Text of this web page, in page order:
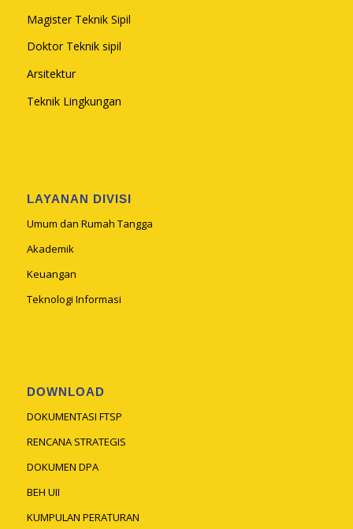
Magister Teknik Sipil
Doktor Teknik sipil
Arsitektur
Teknik Lingkungan
LAYANAN DIVISI
Umum dan Rumah Tangga
Akademik
Keuangan
Teknologi Informasi
DOWNLOAD
DOKUMENTASI FTSP
RENCANA STRATEGIS
DOKUMEN DPA
BEH UII
KUMPULAN PERATURAN